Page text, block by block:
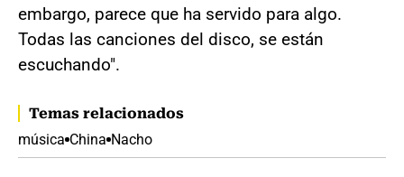
embargo, parece que ha servido para algo.
Todas las canciones del disco, se están
escuchando".
Temas relacionados
música China Nacho